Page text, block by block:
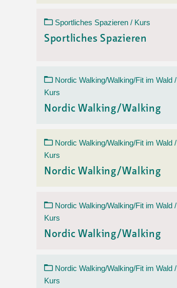
Sportliches Spazieren / Kurs
Sportliches Spazieren
Nordic Walking/Walking/Fit im Wald /
Kurs
Nordic Walking/Walking
Nordic Walking/Walking/Fit im Wald /
Kurs
Nordic Walking/Walking
Nordic Walking/Walking/Fit im Wald /
Kurs
Nordic Walking/Walking
Nordic Walking/Walking/Fit im Wald /
Kurs